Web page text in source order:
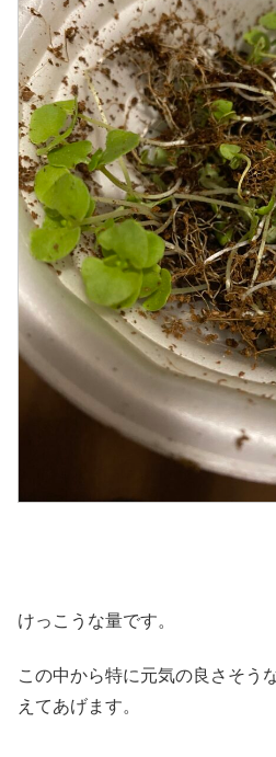
けっこうな量です。
この中から特に元気の良さそう
えてあげます。